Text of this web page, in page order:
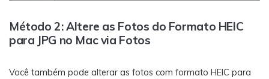
Método 2: Altere as Fotos do Formato HEIC
para JPG no Mac via Fotos
Você também pode alterar as fotos com formato HEIC para